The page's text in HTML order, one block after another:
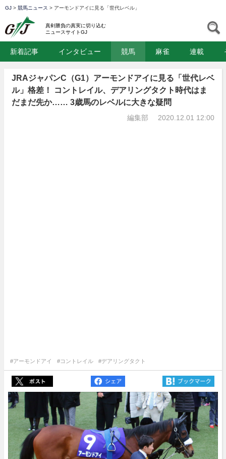
GJ > 競馬ニュース > アーモンドアイに見る「世代レベル」
真剣勝負の真実に切り込む
ニュースサイトGJ
新着記事 インタビュー 競馬 麻雀 連載
JRAジャパンC（G1）アーモンドアイに見る「世代レベ
ル」格差！ コントレイル、デアリングタクト時代はま
だまだ先か…… 3歳馬のレベルに大きな疑問
編集部 2020.12.01 12:00
#アーモンドアイ #コントレイル #デアリングタクト